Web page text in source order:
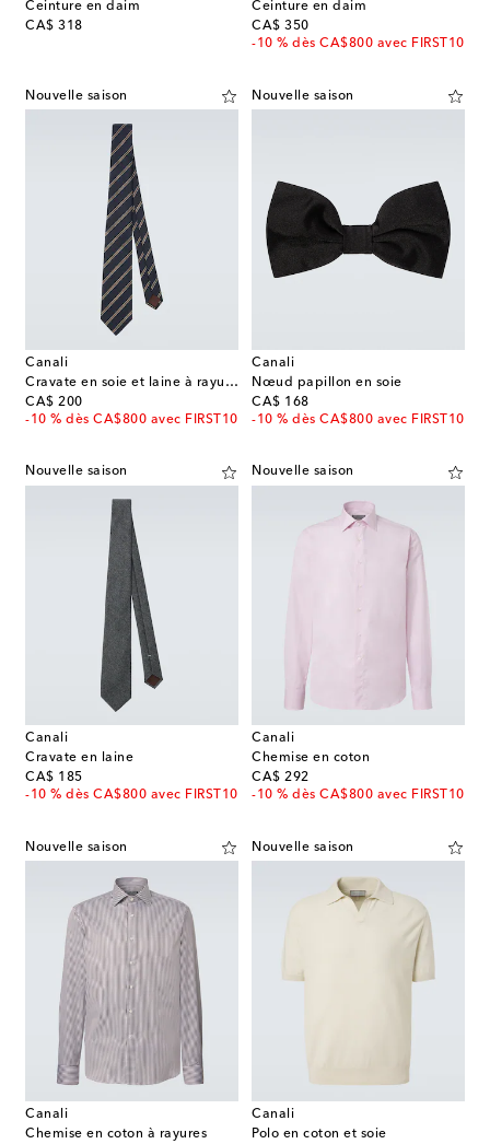
Ceinture en daim
CA$ 318
original price
Ceinture en daim
CA$ 350
original price
-10 % dès CA$800 avec FIRST10
Nouvelle saison
Canali
Cravate en soie et laine à rayures
CA$ 200
original price
-10 % dès CA$800 avec FIRST10
Nouvelle saison
Canali
Nœud papillon en soie
CA$ 168
original price
-10 % dès CA$800 avec FIRST10
Nouvelle saison
Canali
Cravate en laine
CA$ 185
original price
-10 % dès CA$800 avec FIRST10
Nouvelle saison
Canali
Chemise en coton
CA$ 292
original price
-10 % dès CA$800 avec FIRST10
Nouvelle saison
Canali
Chemise en coton à rayures
Nouvelle saison
Canali
Polo en coton et soie